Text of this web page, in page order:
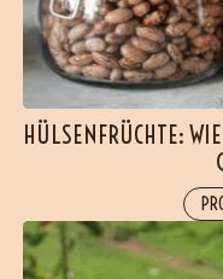
HÜLSENFRÜCHTE: